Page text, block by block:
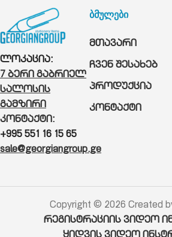
ლოკაცია:
7 ბერი გაბრიელ
სალოსის
გამზირი
კონტაქტი:
+995 551 16 15 65
sale@georgiangroup.ge
ბმულები
მთავარი
ჩვენ შესახებ
პროდუქცია
კონტაქტი
Copyright © 2026 Created
რეგისტრაციის ვიდეო